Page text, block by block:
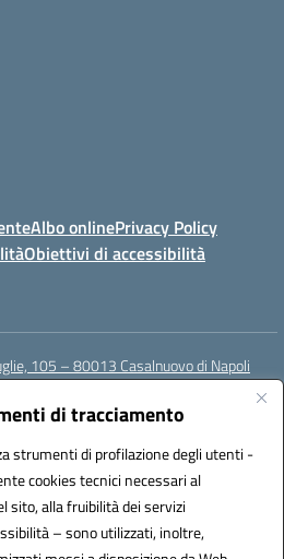
di tracciamento
strumenti di profilazione degli utenti -
cookies tecnici necessari al
sito, alla fruibilità dei servizi
– sono utilizzati, inoltre,
Albo onlinePrivacy Policy
Obiettivi di accessibilità
105 – 80013 Casalnuovo di Napoli
UFDMFG